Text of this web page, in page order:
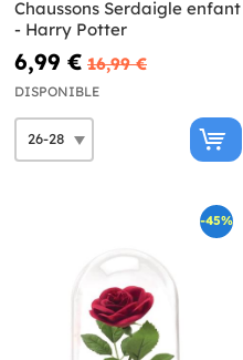
Chaussons Serdaigle enfant
- Harry Potter
6,99 € 16,99 €
DISPONIBLE
-45%